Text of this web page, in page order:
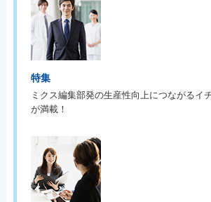
特集
ミクス編集部発の生産性向上につながるイ
が満載！